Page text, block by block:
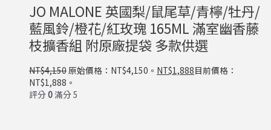
JO MALONE 英國梨/鼠尾草/青檸/牡丹/
藍風鈴/橙花/紅玫瑰 165ML 滿室幽香藤
枝擴香組 附原廠提袋 多款供選
NT$4,150 原始價格：NT$4,150。 NT$1,888目前價格：
NT$1,888。
評分 0滿分 5